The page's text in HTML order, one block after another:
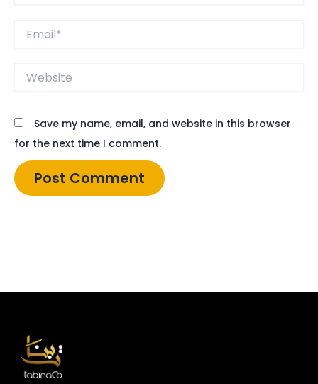
Website
Save my name, email, and website in this browser
for the next time I comment.